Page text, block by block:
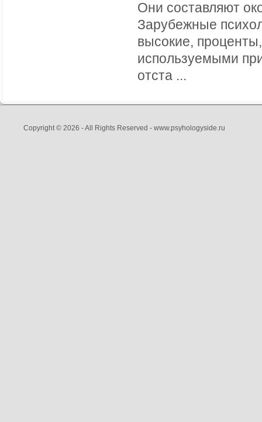
Они составляют
Зарубежные
высокие,
используемыми
отста ...
Copyright © 2026 - All Rights Reserved - www.psyhologyside.ru